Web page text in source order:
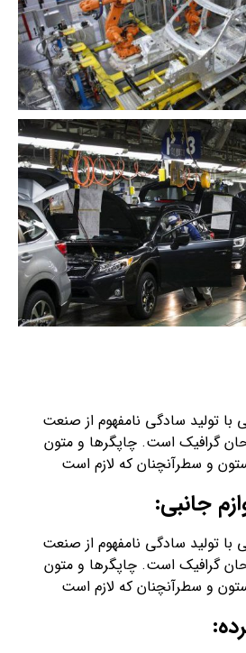
با تولید سادگی نامفهوم از صنعت
گرافیک است. چاپگرها و متون
و سطرآنچنان که لازم است
جانبی:
با تولید سادگی نامفهوم از صنعت
گرافیک است. چاپگرها و متون
و سطرآنچنان که لازم است